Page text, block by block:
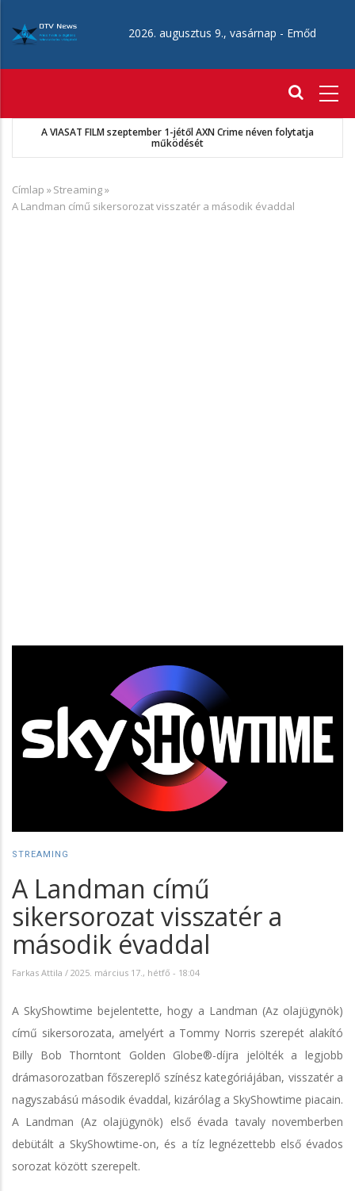
tartalomra
2026. augusztus 9., vasárnap - Emőd
A VIASAT FILM szeptember 1-jétől AXN Crime néven folytatja
működését
Morzsa
Címlap »Streaming»
A Landman című sikersorozat visszatér a második évaddal
STREAMING
A Landman című
sikersorozat visszatér a
második évaddal
Farkas Attila / 2025. március 17., hétfő - 18:04
A SkyShowtime bejelentette, hogy a Landman (Az olajügynök)
című sikersorozata, amelyért a Tommy Norris szerepét alakító
Billy Bob Thorntont Golden Globe®-díjra jelölték a legjobb
drámasorozatban főszereplő színész kategóriájában, visszatér a
nagyszabású második évaddal, kizárólag a SkyShowtime piacain.
A Landman (Az olajügynök) első évada tavaly novemberben
debütált a SkyShowtime-on, és a tíz legnézettebb első évados
sorozat között szerepelt.